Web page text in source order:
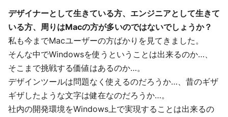
デザイナーとして生きている方、エンジニアとして生きて
いる方、周りはMacの方が多いのではないでしょうか？
私も今までMacユーザーの方ばかりを見てきました。
そんな中でWindowsを使うということは出来るのか…、
そこまで挑戦する価値はあるのか…。
デザインツールは問題なく使えるのだろうか…、昔のギザ
ギザしたような文字は健在なのだろうか…。
社内の開発環境をWindows上で実現することは出来るの